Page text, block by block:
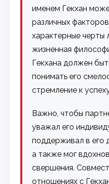
именем Гекхан
различных
характерные черты
жизненная
Гекхана должен
понимать его
стремление к
Важно, чтобы
уважал его
поддерживал в его
а также мог
свершения.
отношениях с